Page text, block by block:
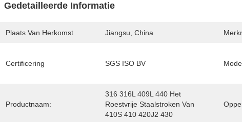
Gedetailleerde Informatie
Plaats Van Herkomst Jiangsu, China
Certificering SGS ISO BV
Productnaam:
316 316L 409L 440 Het
Roestvrije Staalstroken Van
410S 410 420J2 430